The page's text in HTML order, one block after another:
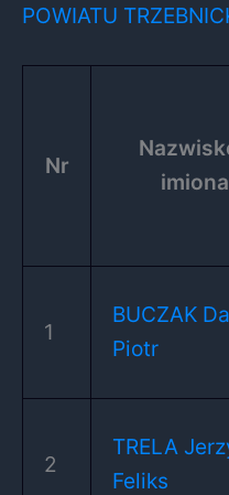
POWIATU
Nr
imiona
1
BUCZAK
Piotr
2
TRELA
Feliks